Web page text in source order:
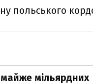
польського
мільярдних